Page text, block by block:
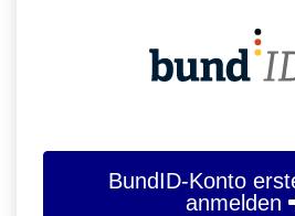
BundID-Konto
anmelden